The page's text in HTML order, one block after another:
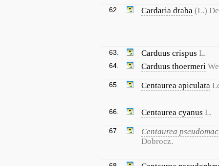
62. Cardaria draba (L.)
63. Carduus crispus L.
64. Carduus thoermeri
65. Centaurea apiculata
66. Centaurea cyanus L.
67.
Centaurea
Dobrocz.